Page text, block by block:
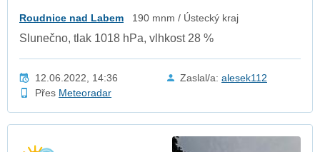
Roudnice nad Labem 190 mnm / Ústecký kraj
Slunečno, tlak 1018 hPa, vlhkost 28 %
12.06.2022, 14:36 Zaslal/a: alesek112
Přes Meteoradar